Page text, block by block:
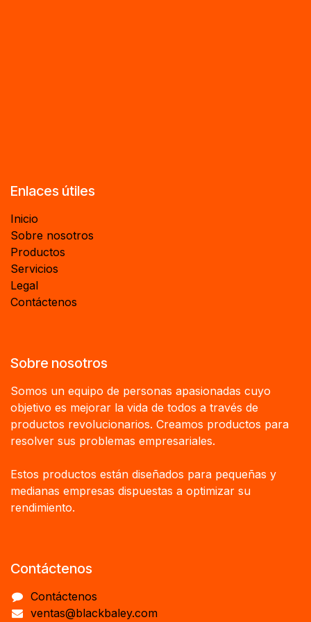
Enlaces útiles
Inicio
Sobre nosotros
Productos
Servicios
Legal
Contáctenos
Sobre nosotros
Somos un equipo de personas apasionadas cuyo
objetivo es mejorar la vida de todos a través de
productos revolucionarios. Creamos productos para
resolver sus problemas empresariales.
Estos productos están diseñados para pequeñas y
medianas empresas dispuestas a optimizar su
rendimiento.
Contáctenos
Contáctenos
ventas@blackbaley.com